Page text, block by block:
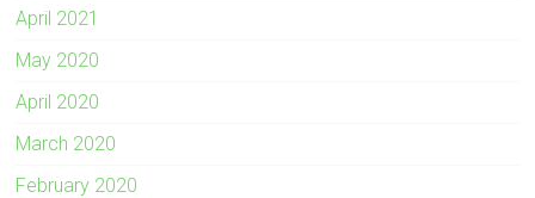
April 2021
May 2020
April 2020
March 2020
February 2020